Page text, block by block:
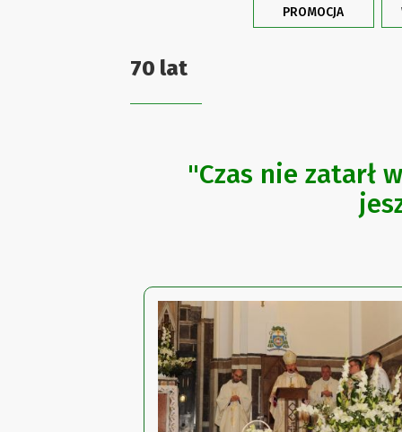
PROMOCJA
70 lat
"Czas nie zatarł